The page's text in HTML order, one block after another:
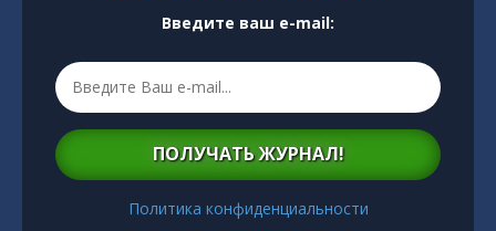
Введите ваш e-mail:
ПОЛУЧАТЬ ЖУРНАЛ!
Политика конфиденциальности